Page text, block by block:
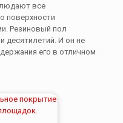
все
поверхности
Резиновый пол
десятилетий. И он не
его в отличном